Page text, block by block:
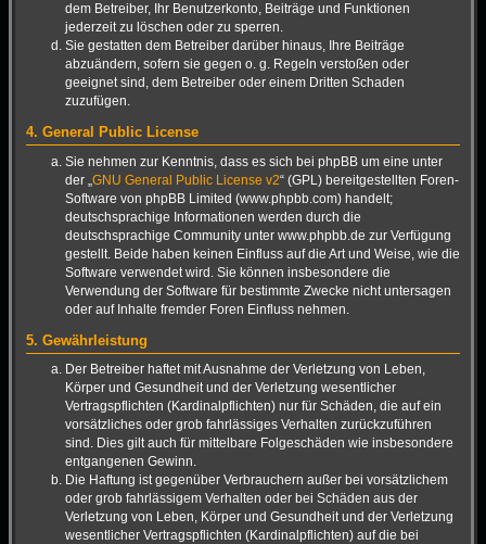
dem Betreiber, Ihr Benutzerkonto, Beiträge und Funktionen
jederzeit zu löschen oder zu sperren.
Sie gestatten dem Betreiber darüber hinaus, Ihre Beiträge
abzuändern, sofern sie gegen o. g. Regeln verstoßen oder
geeignet sind, dem Betreiber oder einem Dritten Schaden
zuzufügen.
4. General Public License
Sie nehmen zur Kenntnis, dass es sich bei phpBB um eine unter
der „ GNU General Public License v2“ (GPL) bereitgestellten Foren-
Software von phpBB Limited (www.phpbb.com) handelt;
deutschsprachige Informationen werden durch die
deutschsprachige Community unter www.phpbb.de zur Verfügung
gestellt. Beide haben keinen Einfluss auf die Art und Weise, wie die
Software verwendet wird. Sie können insbesondere die
Verwendung der Software für bestimmte Zwecke nicht untersagen
oder auf Inhalte fremder Foren Einfluss nehmen.
5. Gewährleistung
Der Betreiber haftet mit Ausnahme der Verletzung von Leben,
Körper und Gesundheit und der Verletzung wesentlicher
Vertragspflichten (Kardinalpflichten) nur für Schäden, die auf ein
vorsätzliches oder grob fahrlässiges Verhalten zurückzuführen
sind. Dies gilt auch für mittelbare Folgeschäden wie insbesondere
entgangenen Gewinn.
Die Haftung ist gegenüber Verbrauchern außer bei vorsätzlichem
oder grob fahrlässigem Verhalten oder bei Schäden aus der
Verletzung von Leben, Körper und Gesundheit und der Verletzung
wesentlicher Vertragspflichten (Kardinalpflichten) auf die bei